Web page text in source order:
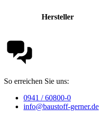
Hersteller
So erreichen Sie uns:
0941 / 60800-0
info@baustoff-gerner.de